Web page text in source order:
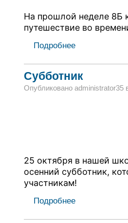
На прошлой неделе 8Б
путешествие во
Подробнее
Субботник
Опубликовано administrator35
25 октября в нашей
осенний субботник,
участникам!
Подробнее